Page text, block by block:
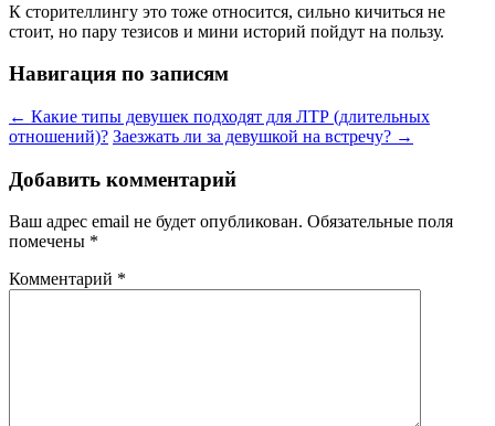
К сторителлингу это тоже относится, сильно кичиться не
стоит, но пару тезисов и мини историй пойдут на пользу.
Навигация по записям
← Какие типы девушек подходят для ЛТР (длительных
отношений)? Заезжать ли за девушкой на встречу? →
Добавить комментарий
Ваш адрес email не будет опубликован. Обязательные поля
помечены *
Комментарий *